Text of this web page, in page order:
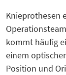
Knieprothesen
kommt häufig
einem
Position und